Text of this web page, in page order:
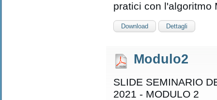
pratici con l'algoritmo
Download Dettagli
Modulo2
SLIDE SEMINARIO
2021 - MODULO 2